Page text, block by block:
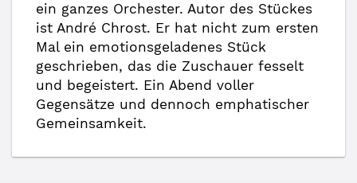
ein ganzes Orchester. Autor des Stückes
ist André Chrost. Er hat nicht zum ersten
Mal ein emotionsgeladenes Stück
geschrieben, das die Zuschauer fesselt
und begeistert. Ein Abend voller
Gegensätze und dennoch emphatischer
Gemeinsamkeit.